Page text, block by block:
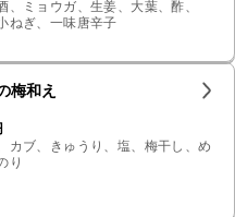
、ミョウガ、生姜、大葉、酢、
ねぎ、一味唐辛子
梅和え
カブ、きゅうり、塩、梅干し、め
り